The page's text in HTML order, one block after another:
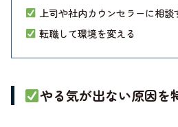
上司や社内カウンセラーに相談
転職して環境を変える
やる気が出ない原因を